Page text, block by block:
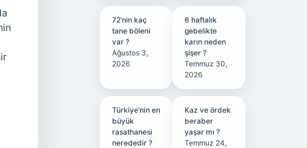
72’nin kaç
tane böleni
var ?
Ağustos 3,
2026
6 haftalık
gebelikte
karın neden
şişer ?
Temmuz 30,
2026
Türkiye’nin en
büyük
rasathanesi
nerededir ?
Kaz ve ördek
beraber
yaşar mı ?
Temmuz 24,